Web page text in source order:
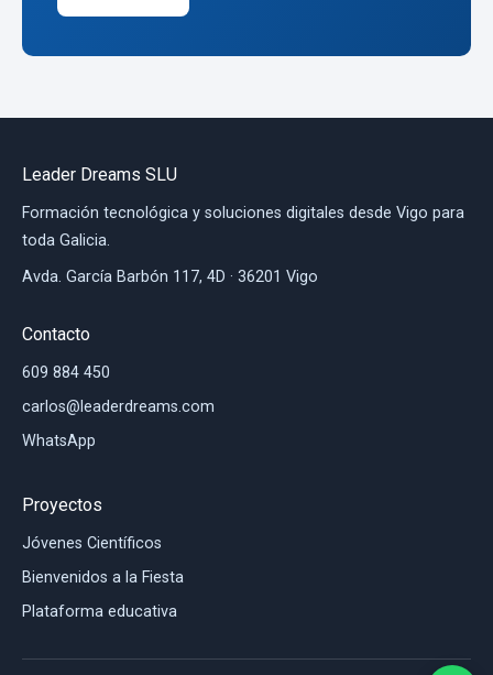
Leader Dreams SLU
Formación tecnológica y soluciones digitales desde Vigo para
toda Galicia.
Avda. García Barbón 117, 4D · 36201 Vigo
Contacto
609 884 450
carlos@leaderdreams.com
WhatsApp
Proyectos
Jóvenes Científicos
Bienvenidos a la Fiesta
Plataforma educativa